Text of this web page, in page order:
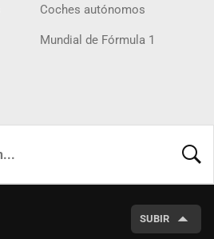
Coches autónomos
Mundial de Fórmula 1
SUBIR